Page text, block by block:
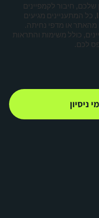
שלכם, חיבור לקמפיינים
ממומנים מfacebook ו- Instagram, כל המתעניינים מגיעים
מהאתר או מדפי נחיתה.
כולל משימות והתראות
לכם.